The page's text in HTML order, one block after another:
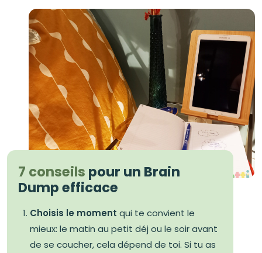
7 conseils pour un Brain
Dump efficace
Choisis le moment qui te convient le
mieux: le matin au petit déj ou le soir avant
de se coucher, cela dépend de toi. Si tu as